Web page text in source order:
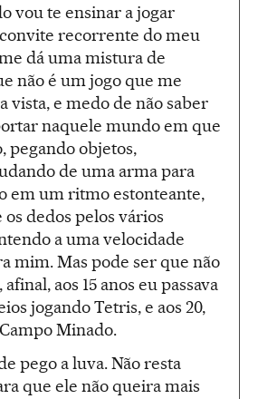
vou te ensinar a jogar
recorrente do meu
dá uma mistura de
não é um jogo que me
vista, e medo de não saber
naquele mundo em que
pegando objetos,
de uma arma para
em um ritmo estonteante,
dedos pelos vários
a uma velocidade
mim. Mas pode ser que não
aos 15 anos eu passava
jogando Tetris, e aos 20,
Minado.
pego a luva. Não resta
que ele não queira mais